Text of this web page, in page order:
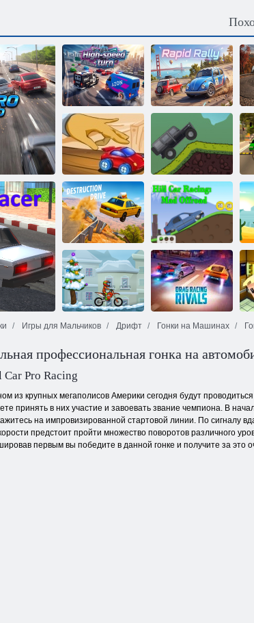
3D
Поворот на
высокой
скорости
Стремительный
Ралли
Настольные
гонки 2
Альпинист
внедорожник
Драйв
разрушения
Гонки по
холмам:
Безумное
бездорожье
Мото экстрим
Зима
Драг Рейсинг
Ривалс
Игры для Мальчиков Дрифт Гонки на Машинах
профессиональная гонка на
Car Pro Racing
из крупных мегаполисов Америки сегодня будут
принять в них участие и завоевать звание чемпиона. В
на импровизированной стартовой линии. По сигналу
предстоит пройти множество поворотов различного
первым вы победите в данной гонке и получите за